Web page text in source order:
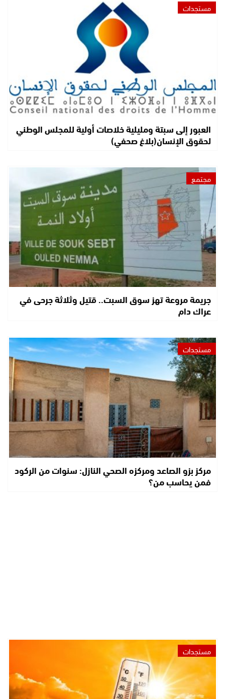
مستجدات
العبور إلى سبتة ومليلية خلاصات أولية للمجلس الوطني
لحقوق الإنسان(بلاغ صحفي)
مجتمع
جريمة مروعة تهز سوق السبت.. قتيل وثلاثة جرحى في
عراك دام
مستجدات
مركز بزو الصاعد ومركزه الصحي النازل: سنوات من الركود
فمن يحاسب من؟
مستجدات